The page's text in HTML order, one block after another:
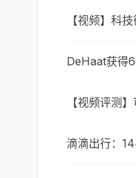
【视频】科
DeHaat获得
【视频评测
滴滴出行：